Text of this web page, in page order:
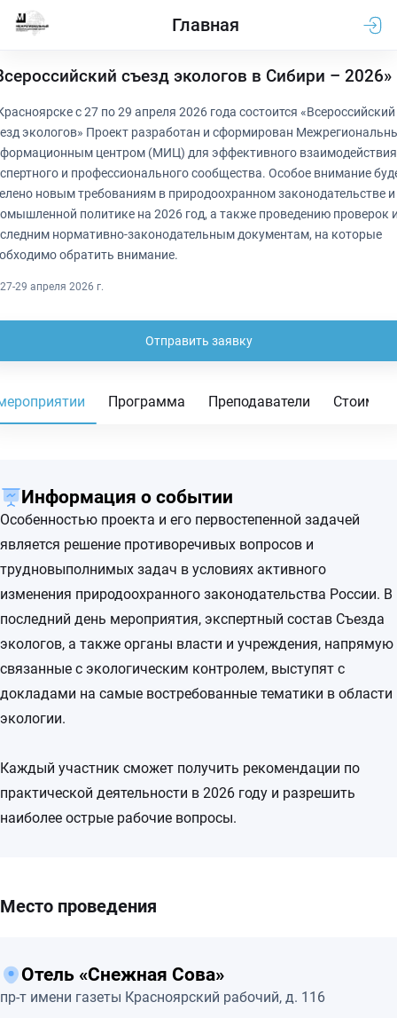
Главная
съезд экологов в Сибири – 2026»
с 27 по 29 апреля 2026 года состоится «Всероссийский
экологов» Проект разработан и сформирован
центром (МИЦ) для эффективного взаимодействия
и профессионального сообщества. Особое внимание
новым требованиям в природоохранном законодательстве и
политике на 2026 год, а также проведению проверок
нормативно-законодательным документам, на которые
обратить внимание.
27-29 апреля 2026 г.
Отправить заявку
Программа Преподаватели
Информация о событии
Особенностью проекта и его первостепенной задачей
является решение противоречивых вопросов и
трудновыполнимых задач в условиях активного
изменения природоохранного законодательства России. В
последний день мероприятия, экспертный состав Съезда
экологов, а также органы власти и учреждения, напрямую
связанные с экологическим контролем, выступят с
докладами на самые востребованные тематики в области
экологии.
Каждый участник сможет получить рекомендации по
практической деятельности в 2026 году и разрешить
наиболее острые рабочие вопросы.
Место проведения
Отель «Снежная Сова»
пр-т имени газеты Красноярский рабочий, д. 116